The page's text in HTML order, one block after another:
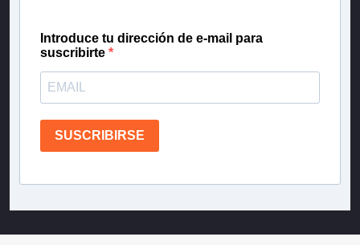
Introduce tu dirección de e-mail para
suscribirte
SUSCRIBIRSE